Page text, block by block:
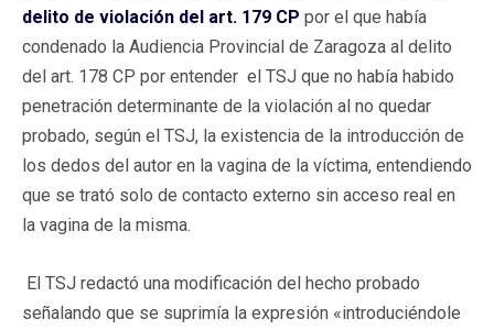
delito de violación del art. 179 CP por el que había
condenado la Audiencia Provincial de Zaragoza al delito
del art. 178 CP por entender el TSJ que no había habido
penetración determinante de la violación al no quedar
probado, según el TSJ, la existencia de la introducción de
los dedos del autor en la vagina de la víctima, entendiendo
que se trató solo de contacto externo sin acceso real en
la vagina de la misma.
El TSJ redactó una modificación del hecho probado
señalando que se suprimía la expresión «introduciéndole